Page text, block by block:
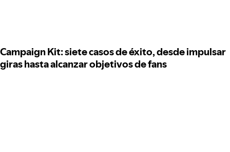
Campaign Kit: siete casos de éxito, desde impulsar
giras hasta alcanzar objetivos de fans